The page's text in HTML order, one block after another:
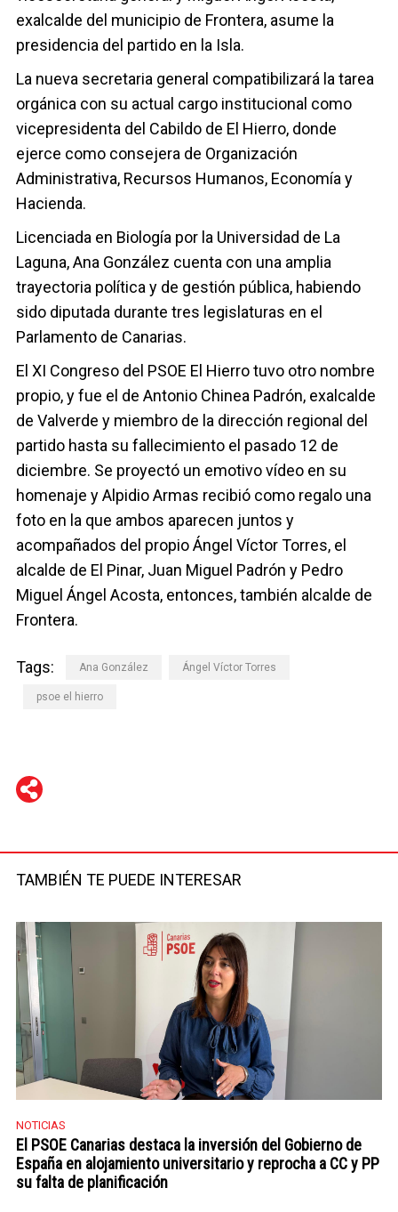
exalcalde del municipio de Frontera, asume la
presidencia del partido en la Isla.
La nueva secretaria general compatibilizará la tarea
orgánica con su actual cargo institucional como
vicepresidenta del Cabildo de El Hierro, donde
ejerce como consejera de Organización
Administrativa, Recursos Humanos, Economía y
Hacienda.
Licenciada en Biología por la Universidad de La
Laguna, Ana González cuenta con una amplia
trayectoria política y de gestión pública, habiendo
sido diputada durante tres legislaturas en el
Parlamento de Canarias.
El XI Congreso del PSOE El Hierro tuvo otro nombre
propio, y fue el de Antonio Chinea Padrón, exalcalde
de Valverde y miembro de la dirección regional del
partido hasta su fallecimiento el pasado 12 de
diciembre. Se proyectó un emotivo vídeo en su
homenaje y Alpidio Armas recibió como regalo una
foto en la que ambos aparecen juntos y
acompañados del propio Ángel Víctor Torres, el
alcalde de El Pinar, Juan Miguel Padrón y Pedro
Miguel Ángel Acosta, entonces, también alcalde de
Frontera.
Tags: Ana González Ángel Víctor Torres
psoe el hierro
TAMBIÉN TE PUEDE INTERESAR
NOTICIAS
El PSOE Canarias destaca la inversión del Gobierno de
España en alojamiento universitario y reprocha a CC y PP
su falta de planificación